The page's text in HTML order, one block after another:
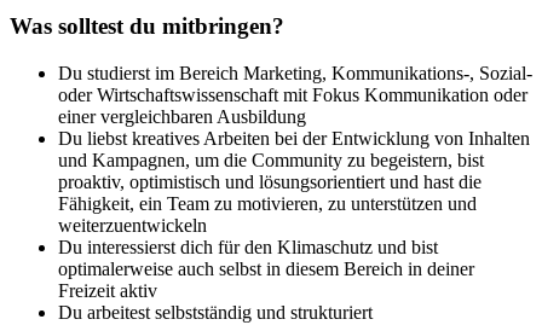
Was solltest du mitbringen?
Du studierst im Bereich Marketing, Kommunikations-, Sozial-
oder Wirtschaftswissenschaft mit Fokus Kommunikation oder
einer vergleichbaren Ausbildung
Du liebst kreatives Arbeiten bei der Entwicklung von Inhalten
und Kampagnen, um die Community zu begeistern, bist
proaktiv, optimistisch und lösungsorientiert und hast die
Fähigkeit, ein Team zu motivieren, zu unterstützen und
weiterzuentwickeln
Du interessierst dich für den Klimaschutz und bist
optimalerweise auch selbst in diesem Bereich in deiner
Freizeit aktiv
Du arbeitest selbstständig und strukturiert